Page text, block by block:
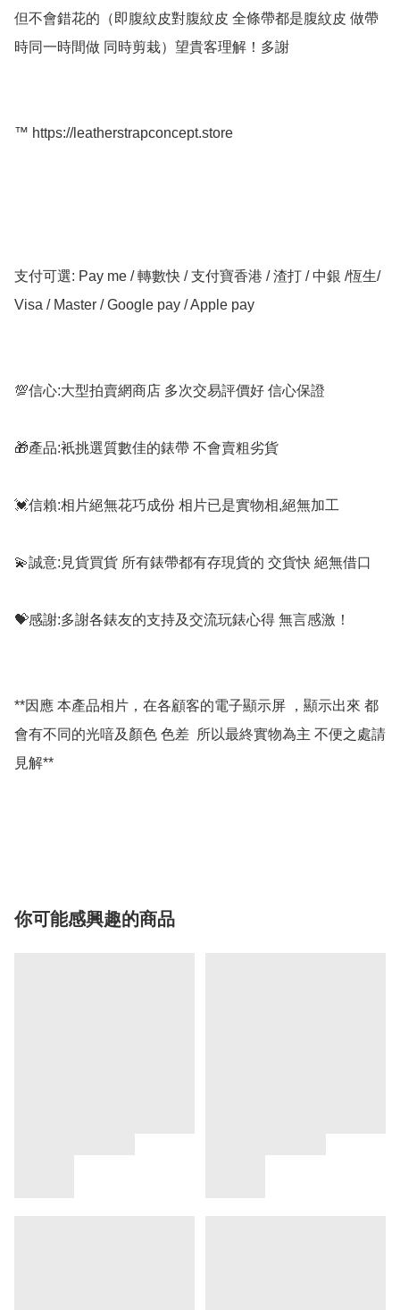
但不會錯花的（即腹紋皮對腹紋皮 全條帶都是腹紋皮 做帶
時同一時間做 同時剪栽）望貴客理解！多謝
™️ https://leatherstrapconcept.store
支付可選: Pay me / 轉數快 / 支付寶香港 / 渣打 / 中銀 /恆生/
Visa / Master / Google pay / Apple pay
💯信心:大型拍賣網商店 多次交易評價好 信心保證
🎁產品:衹挑選質數佳的錶帶 不會賣粗劣貨
💓信賴:相片絕無花巧成份 相片已是實物相,絕無加工
💫誠意:見貨買貨 所有錶帶都有存現貨的 交貨快 絕無借口
💝感謝:多謝各錶友的支持及交流玩錶心得 無言感激！
**因應 本產品相片，在各顧客的電子顯示屏 ，顯示出來 都
會有不同的光喑及顏色 色差  所以最終實物為主 不便之處請
見解**
你可能感興趣的商品